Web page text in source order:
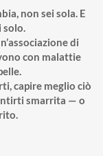
non sei sola. E
solo.
di
con malattie
capire meglio ciò
smarrita — o